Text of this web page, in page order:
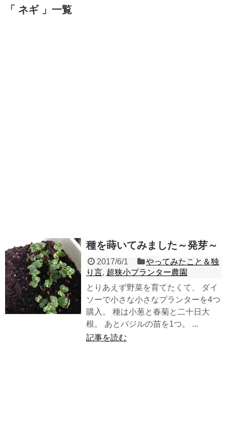
「 ネギ 」一覧
種を蒔いてみました～発芽～
2017/6/1
やってみたこと＆独
り言, 超狭小プランター農園
とりあえず野菜を育てたくて、 ダイ
ソーで小さな小さなプランターを4つ
購入。 種は小葱と春菊と二十日大
根。 あとバジルの苗を1つ。 ...
記事を読む